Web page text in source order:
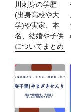
川刺身の学歴
(出身高校や大
学)や実家、本
名、結婚や子供
についてまとめ